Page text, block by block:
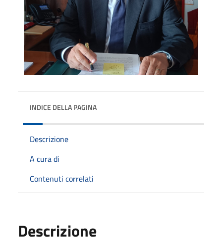
INDICE DELLA PAGINA
Descrizione
A cura di
Contenuti correlati
Descrizione